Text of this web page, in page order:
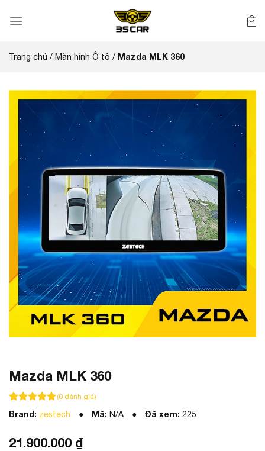
qua
dung
Trang chủ / Màn hình Ô tô / Mazda MLK 360
Mazda MLK 360
100trên 5 dựa trên
100 đánh giá
(0đánh giá)
Brand: zestech Mã: N/A Đã xem: 225
21.900.000 ₫